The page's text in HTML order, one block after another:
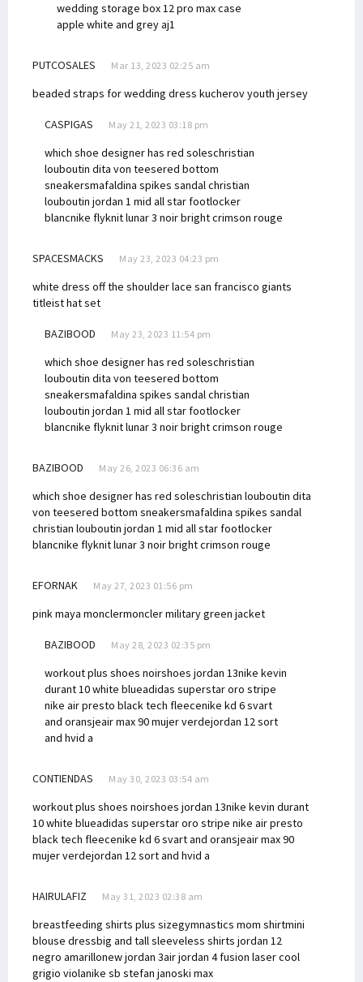
wedding storage box12 pro max case
apple white and grey aj1
PUTCOSALES Mar 13, 2023 02:25 am
beaded straps for wedding dress kucherov youth jersey
CASPIGAS May 21, 2023 03:18 pm
which shoe designer has red soleschristian
louboutin dita von teesered bottom
sneakersmafaldina spikes sandal christian
louboutin jordan 1 mid all star footlocker
blancnike flyknit lunar 3 noir bright crimson rouge
SPACESMACKS May 23, 2023 04:23 pm
white dress off the shoulder lace san francisco giants
titleist hat set
BAZIBOOD May 23, 2023 11:54 pm
which shoe designer has red soleschristian
louboutin dita von teesered bottom
sneakersmafaldina spikes sandal christian
louboutin jordan 1 mid all star footlocker
blancnike flyknit lunar 3 noir bright crimson rouge
BAZIBOOD May 26, 2023 06:36 am
which shoe designer has red soleschristian louboutin dita
von teesered bottom sneakersmafaldina spikes sandal
christian louboutin jordan 1 mid all star footlocker
blancnike flyknit lunar 3 noir bright crimson rouge
EFORNAK May 27, 2023 01:56 pm
pink maya monclermoncler military green jacket
BAZIBOOD May 28, 2023 02:35 pm
workout plus shoes noirshoes jordan 13nike kevin
durant 10 white blueadidas superstar oro stripe
nike air presto black tech fleecenike kd 6 svart
and oransjeair max 90 mujer verdejordan 12 sort
and hvid a
CONTIENDAS May 30, 2023 03:54 am
workout plus shoes noirshoes jordan 13nike kevin durant
10 white blueadidas superstar oro stripe nike air presto
black tech fleecenike kd 6 svart and oransjeair max 90
mujer verdejordan 12 sort and hvid a
HAIRULAFIZ May 31, 2023 02:38 am
breastfeeding shirts plus sizegymnastics mom shirtmini
blouse dressbig and tall sleeveless shirts jordan 12
negro amarillonew jordan 3air jordan 4 fusion laser cool
grigio violanike sb stefan janoski max